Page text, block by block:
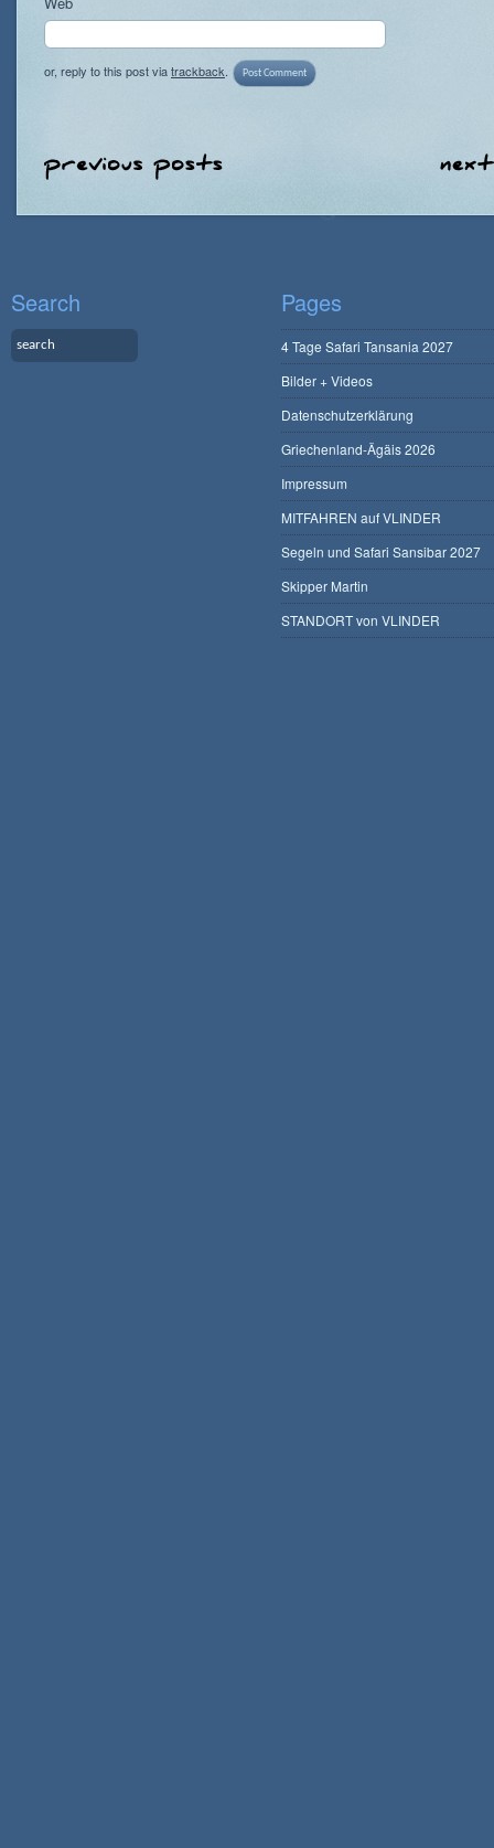
or, reply to this post viatrackback
Search Pages
4 Tage Safari Tansania 2027
Bilder + Videos
Datenschutzerklärung
Griechenland-Ägäis 2026
Impressum
MITFAHREN auf VLINDER
Segeln und Safari Sansibar 2027
Skipper Martin
STANDORT von VLINDER